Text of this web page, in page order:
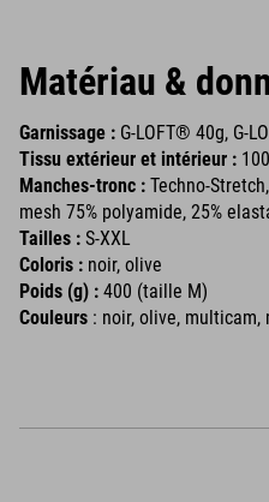
Matériau &
Garnissage : G-LOFT® 40g, G-
Tissu extérieur et intérieur :
Manches-tronc : Techno-
mesh 75% polyamide, 25%
Tailles : S-XXL
Coloris : noir, olive
Poids (g) : 400 (taille M)
Couleurs : noir, olive, multicam,